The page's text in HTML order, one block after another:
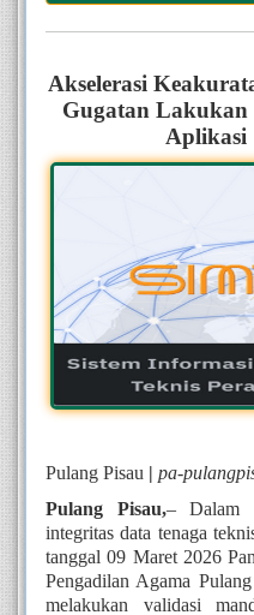
Akselerasi
Gugatan
Aplikasi
Pulang Pisau | pa-
Pulang Pisau,– Dalam
integritas data tenaga
tanggal 09 Maret 2026
Pengadilan Agama
melakukan validasi